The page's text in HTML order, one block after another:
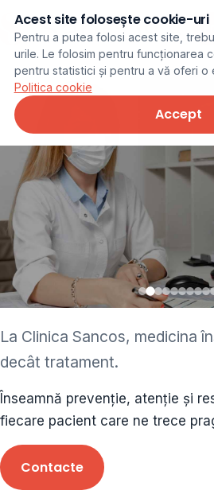
ginecolog •
ORL • endocrinolog
Cât și alte specialități medicale,
Clinici
Programare
La Clinica Sancos, medicina
decât tratament.
Înseamnă prevenție, atenție și
fiecare pacient care ne trece
Contacte
Acest site folosește cookie-uri
Pentru a putea folosi acest site,
urile. Le folosim pentru funcționarea
pentru statistici și pentru a vă oferi o
Politica cookie
Accept